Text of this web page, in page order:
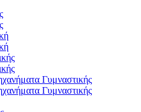
Γυμναστικής
Γυμναστικής